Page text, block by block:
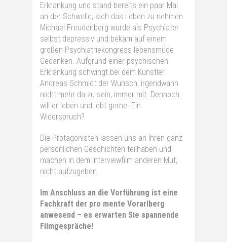
Erkrankung und stand bereits ein paar Mal
an der Schwelle, sich das Leben zu nehmen.
Michael Freudenberg wurde als Psychiater
selbst depressiv und bekam auf einem
großen Psychiatriekongress lebensmüde
Gedanken. Aufgrund einer psychischen
Erkrankung schwingt bei dem Künstler
Andreas Schmidt der Wunsch, irgendwann
nicht mehr da zu sein, immer mit. Dennoch
will er leben und lebt gerne. Ein
Widerspruch?
Die Protagonisten lassen uns an ihren ganz
persönlichen Geschichten teilhaben und
machen in dem Interviewfilm anderen Mut,
nicht aufzugeben.
Im Anschluss an die Vorführung ist eine
Fachkraft der pro mente Vorarlberg
anwesend – es erwarten Sie spannende
Filmgespräche!